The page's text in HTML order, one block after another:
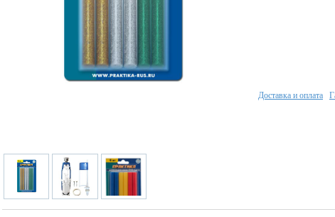
Доставка и оплата